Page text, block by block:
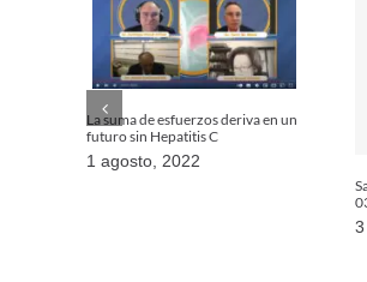
La suma de esfuerzos deriva en un
futuro sin Hepatitis C
1 agosto, 2022